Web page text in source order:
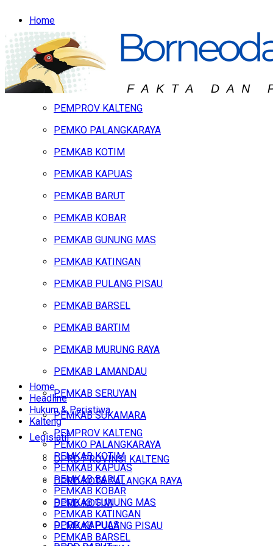
Home
Headline
Hukum & Peristiwa
Kalteng
PEMPROV KALTENG
PEMKO PALANGKARAYA
PEMKAB KOTIM
PEMKAB KAPUAS
PEMKAB BARUT
PEMKAB KOBAR
PEMKAB GUNUNG MAS
PEMKAB KATINGAN
PEMKAB PULANG PISAU
PEMKAB BARSEL
PEMKAB BARTIM
PEMKAB MURUNG RAYA
PEMKAB LAMANDAU
PEMKAB SERUYAN
PEMKAB SUKAMARA
Legislatif
DPRD PROVINSI KALTENG
DPRD KOTA PALANGKA RAYA
DPRD KOTIM
DPRD KAPUAS
Home
Headline
Hukum & Peristiwa
Kalteng
PEMPROV KALTENG
PEMKO PALANGKARAYA
PEMKAB KOTIM
PEMKAB KAPUAS
PEMKAB BARUT
PEMKAB KOBAR
PEMKAB GUNUNG MAS
PEMKAB KATINGAN
PEMKAB PULANG PISAU
PEMKAB BARSEL